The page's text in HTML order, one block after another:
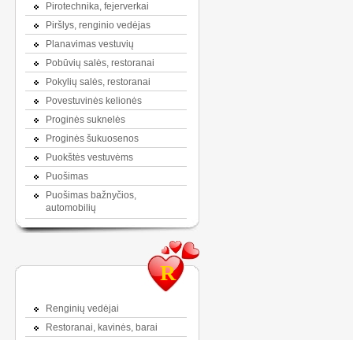
Pirotechnika, fejerverkai
Piršlys, renginio vedėjas
Planavimas vestuvių
Pobūvių salės, restoranai
Pokylių salės, restoranai
Povestuvinės kelionės
Proginės suknelės
Proginės šukuosenos
Puokštės vestuvėms
Puošimas
Puošimas bažnyčios,
automobilių
R
Renginių vedėjai
Restoranai, kavinės, barai